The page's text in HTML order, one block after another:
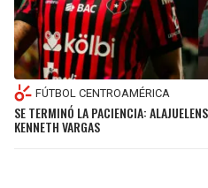
FÚTBOL CENTROAMÉRICA
SE TERMINÓ LA PACIENCIA:
KENNETH VARGAS